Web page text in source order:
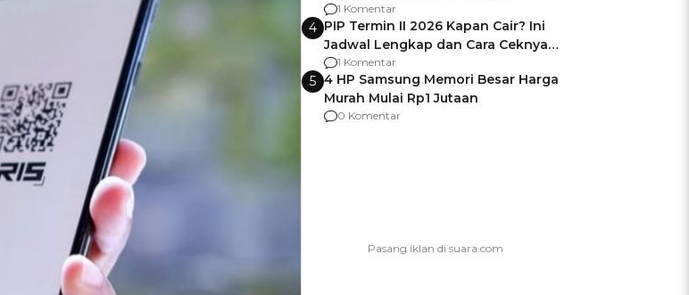
Berencana Pakai Jimat di Pakansari
1 Komentar
4 PIP Termin II 2026 Kapan Cair? Ini
Jadwal Lengkap dan Cara Ceknya
agar Dana Tidak Hangus!
1 Komentar
5 4 HP Samsung Memori Besar Harga
Murah Mulai Rp1 Jutaan
0 Komentar